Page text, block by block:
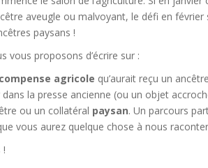
aveugle ou malvoyant, le défi en
paysans !
vous proposons d’écrire sur :
agricole qu’aurait reçu un
la presse ancienne (ou un objet
ou un collatéral paysan. Un parcours
vous aurez quelque chose à nous
!